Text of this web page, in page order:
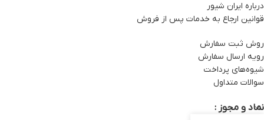
درباره ایران شیور
قوانین ارجاع به خدمات پس از فروش
روش ثبت سفارش
رویه ارسال سفارش
شیوه‌های پرداخت
سوالات متداول
نماد و مجوز :